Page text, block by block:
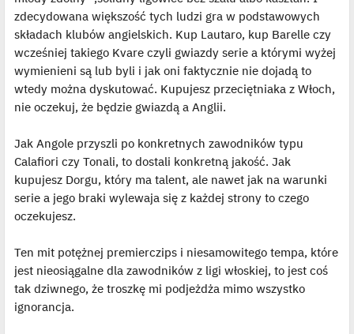
zdecydowana większość tych ludzi gra w podstawowych
składach klubów angielskich. Kup Lautaro, kup Barelle czy
wcześniej takiego Kvare czyli gwiazdy serie a którymi wyżej
wymienieni są lub byli i jak oni faktycznie nie dojadą to
wtedy można dyskutować. Kupujesz przeciętniaka z Włoch,
nie oczekuj, że będzie gwiazdą a Anglii.
Jak Angole przyszli po konkretnych zawodników typu
Calafiori czy Tonali, to dostali konkretną jakość. Jak
kupujesz Dorgu, który ma talent, ale nawet jak na warunki
serie a jego braki wylewaja się z każdej strony to czego
oczekujesz.
Ten mit potężnej premierczips i niesamowitego tempa, które
jest nieosiągalne dla zawodników z ligi włoskiej, to jest coś
tak dziwnego, że troszkę mi podjeżdża mimo wszystko
ignorancja.